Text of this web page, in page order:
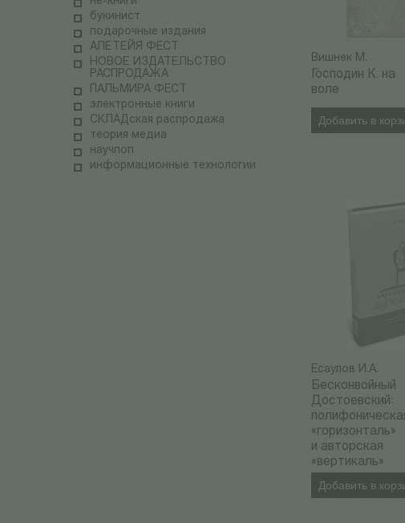
букинист
подарочные издания
АЛЕТЕЙЯ ФЕСТ
НОВОЕ ИЗДАТЕЛЬСТВО
РАСПРОДАЖА
ПАЛЬМИРА ФЕСТ
электронные книги
СКЛАДская распродажа
теория медиа
научпоп
информационные технологии
Вишнек М.
Господин К. на
воле
Добавить в
Есаулов И.А.
Бесконвойный
Достоевский:
«горизонталь»
и авторская
«вертикаль»
Добавить в